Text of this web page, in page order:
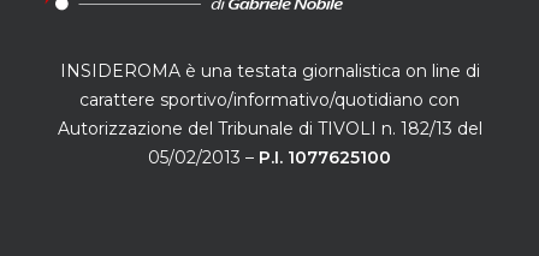
INSIDEROMA è una testata giornalistica on line di
carattere sportivo/informativo/quotidiano con
Autorizzazione del Tribunale di TIVOLI n. 182/13 del
05/02/2013 – P.I. 1077625100